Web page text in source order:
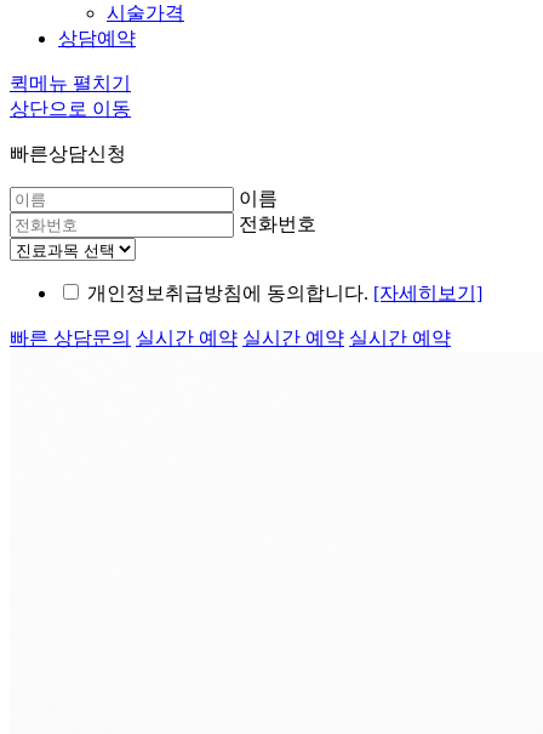
시술가격
상담예약
퀵메뉴 펼치기
상단으로 이동
빠른상담신청
이름
전화번호
개인정보취급방침에 동의합니다. [자세히보기]
빠른 상담문의 실시간 예약 실시간 예약 실시간 예약